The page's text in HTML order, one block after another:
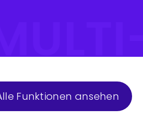
Funktionen ansehen